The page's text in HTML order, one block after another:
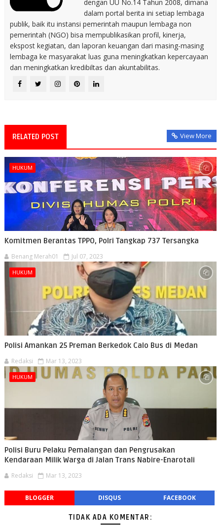
dengan UU No.14 Tahun 2008, dimana
dalam portal berita ini setiap lembaga
publik, baik itu instansi pemerintah maupun lembaga non
pemerintah (NGO) bisa mempublikasikan profil, kinerja,
ekspost kegiatan, dan laporan keuangan dari masing-masing
lembaga ke masyarakat luas guna meningkatkan kepercayaan
dan meningkatkan kredibiltas dan akuntabilitas.
RELATED POST View More
HUKUM
Komitmen Berantas TPPO, Polri Tangkap 737 Tersangka
Benang Merah01 Jul 07, 2023
HUKUM
Polisi Amankan 25 Preman Berkedok Calo Bus di Medan
Redaksi Mar 13, 2023
HUKUM
Polisi Buru Pelaku Pemalangan dan Pengrusakan
Kendaraan Milik Warga di Jalan Trans Nabire-Enarotali
Redaksi Mar 13, 2023
BLOGGER DISQUS FACEBOOK
TIDAK ADA KOMENTAR: